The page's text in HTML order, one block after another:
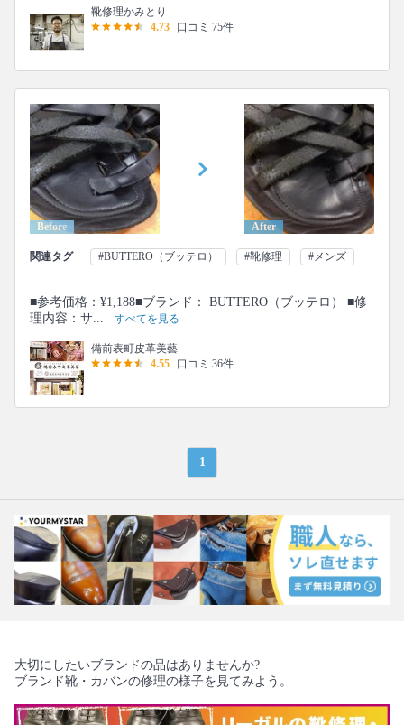
靴修理かみとり
4.73
口コミ 75件
Before After
関連タグ #BUTTERO（ブッテロ） #靴修理 #メンズ
...
■参考価格：¥1,188■ブランド： BUTTERO（ブッテロ） ■修
理内容：サ...
すべてを見る
備前表町皮革美藝
4.55
口コミ 36件
1
大切にしたいブランドの品はありませんか?
ブランド靴・カバンの修理の様子を見てみよう。